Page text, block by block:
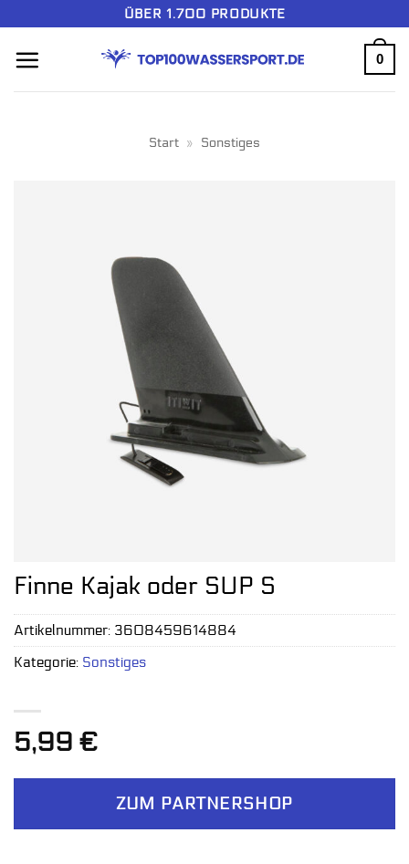
springen
ÜBER 1.700 PRODUKTE
0
Start » Sonstiges
Finne Kajak oder SUP S
5,99 €
ZUM PARTNERSHOP
Artikelnummer: 3608459614884
Kategorie: Sonstiges